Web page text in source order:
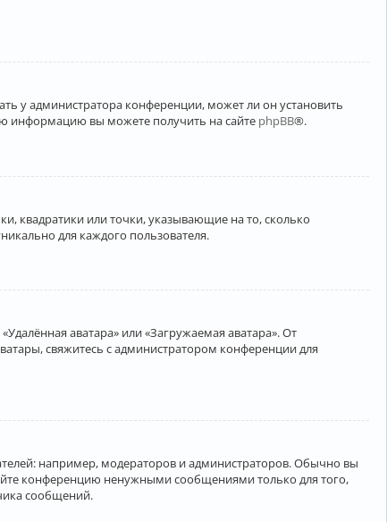
у администратора конференции, может ли он установить
информацию вы можете получить на сайте phpBB®.
квадратики или точки, указывающие на то, сколько
для каждого пользователя.
аватара» или «Загружаемая аватара». От
свяжитесь с администратором конференции для
например, модераторов и администраторов. Обычно вы
конференцию ненужными сообщениями только для того,
сообщений.